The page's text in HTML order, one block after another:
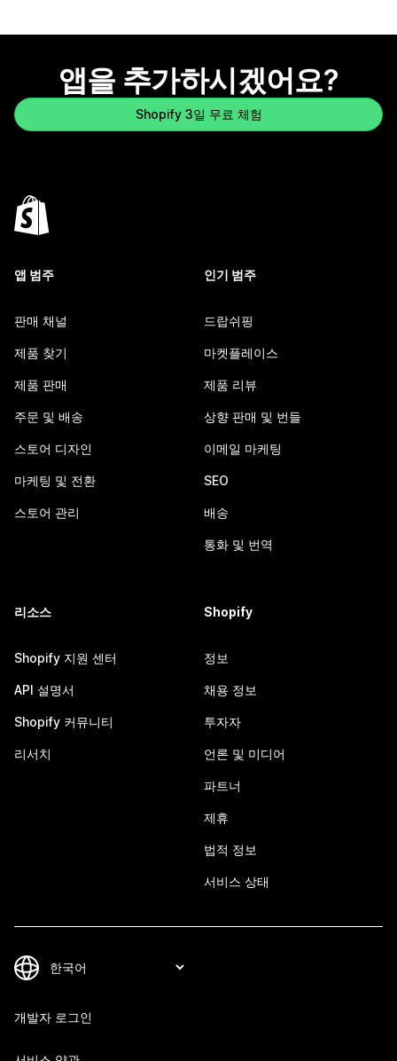
앱을 추가하시겠어요?
Shopify 3일 무료 체험
앱 범주
판매 채널
제품 찾기
제품 판매
주문 및 배송
스토어 디자인
마케팅 및 전환
스토어 관리
인기 범주
드랍쉬핑
마켓플레이스
제품 리뷰
상향 판매 및 번들
이메일 마케팅
SEO
배송
통화 및 번역
리소스
Shopify 지원 센터
API 설명서
Shopify 커뮤니티
리서치
Shopify
정보
채용 정보
투자자
언론 및 미디어
파트너
제휴
법적 정보
서비스 상태
개발자 로그인